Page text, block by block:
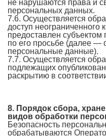
не нарушаются права и
персональных данных.
7.6. Осуществляется
доступ неограниченного
предоставлен
по его просьбе (далее —
персональные данные).
7.7. Осуществляется
подлежащих
раскрытию в
8. Порядок сбора,
видов обработки
Безопасность
обрабатываются